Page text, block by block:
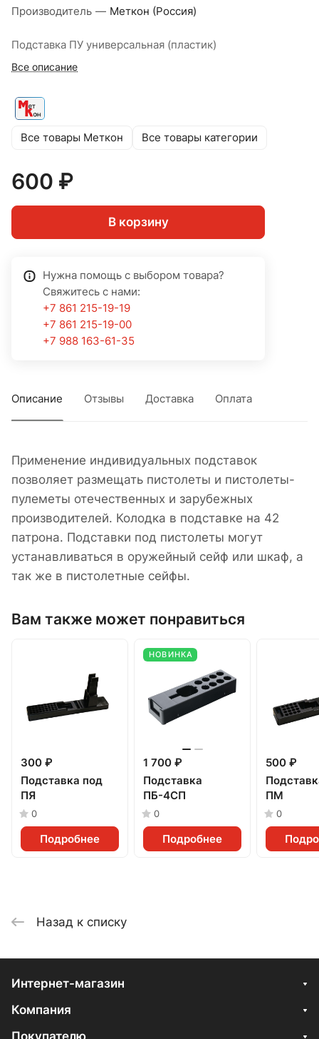
Производитель — Меткон (Россия)
Подставка ПУ универсальная (пластик)
Все описание
Все товары Меткон Все товары категории
600 ₽
В корзину
Нужна помощь с выбором товара?
Свяжитесь с нами:
+7 861 215-19-19
+7 861 215-19-00
+7 988 163-61-35
Описание Отзывы Доставка Оплата
Применение индивидуальных подставок
позволяет размещать пистолеты и пистолеты-
пулеметы отечественных и зарубежных
производителей. Колодка в подставке на 42
патрона. Подставки под пистолеты могут
устанавливаться в оружейный сейф или шкаф, а
так же в пистолетные сейфы.
Вам также может понравиться
300 ₽
Подставка под
ПЯ
0
Подробнее
НОВИНКА
1 700 ₽
Подставка
ПБ-4СП
0
Подробнее
500 ₽
ПМ
0
Назад к списку
Интернет-магазин
Компания